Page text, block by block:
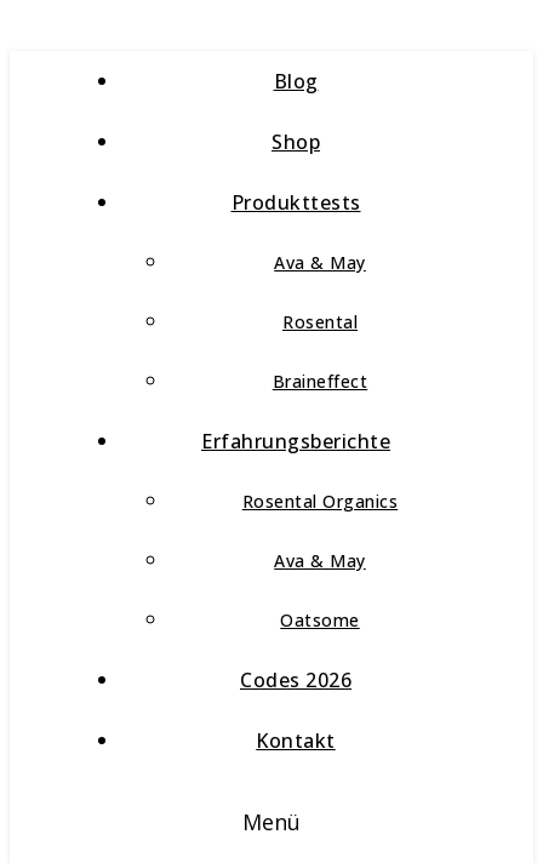
Blog
Shop
Produkttests
Ava & May
Rosental
Braineffect
Erfahrungsberichte
Rosental Organics
Ava & May
Oatsome
Codes 2026
Kontakt
Menü